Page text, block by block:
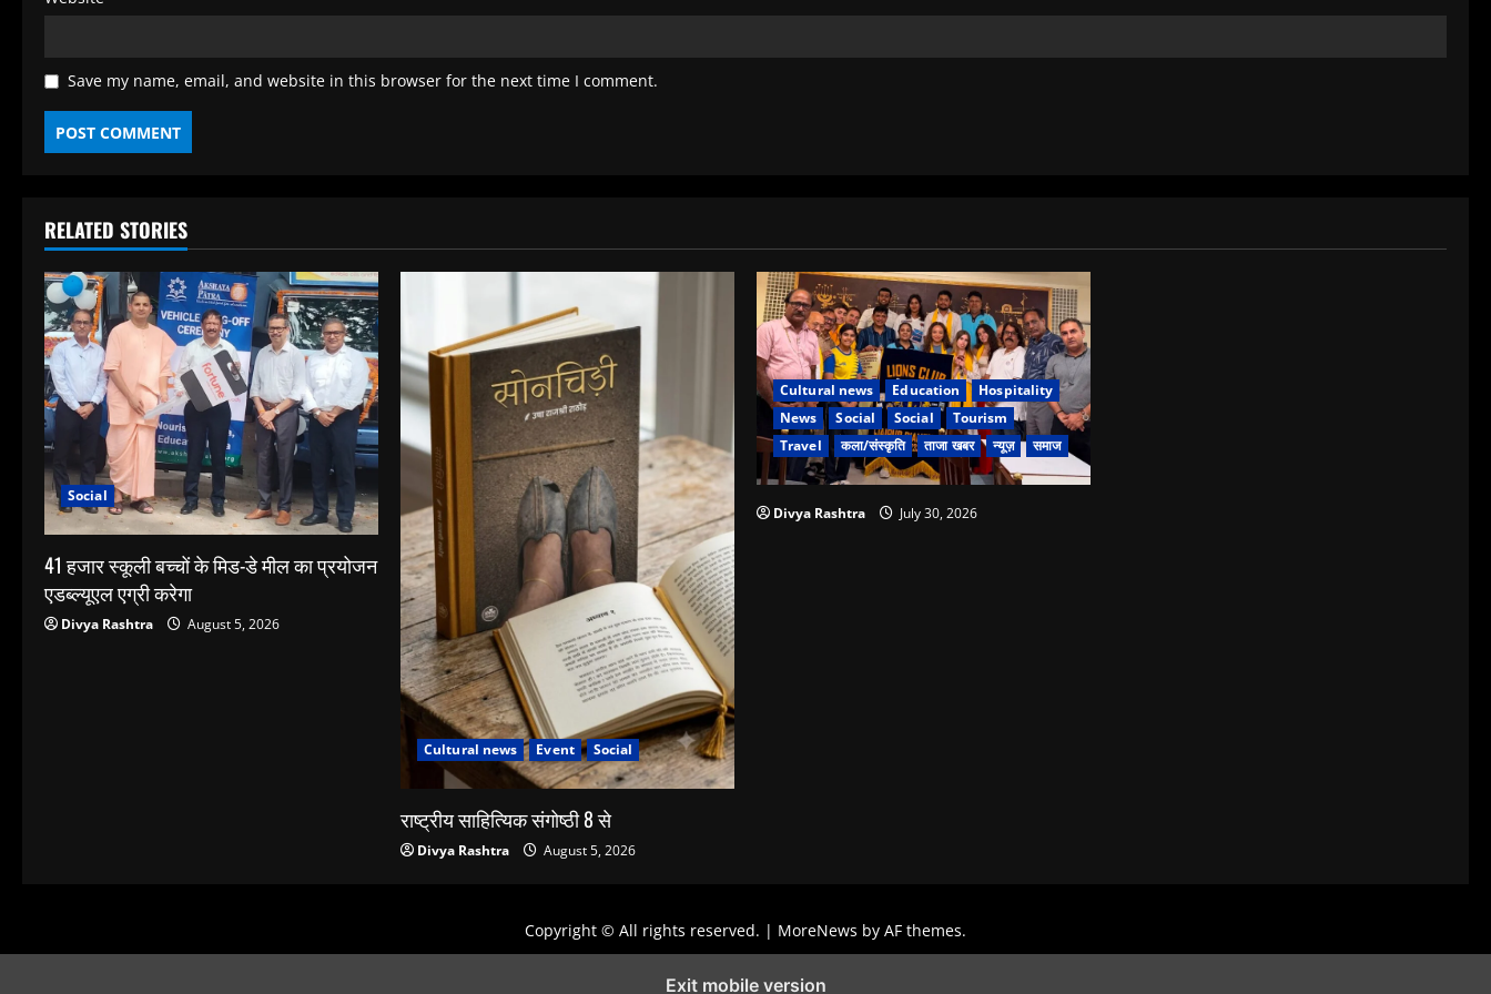
Save my name, email, and website in this browser for the next time I comment.
RELATED STORIES
Social
41 हजार स्कूली बच्चों के मिड-डे मील का प्रयोजन
एडब्ल्यूएल एग्री करेगा
Divya Rashtra August 5, 2026
Cultural news Event Social
राष्ट्रीय साहित्यिक संगोष्ठी 8 से
Divya Rashtra August 5, 2026
Cultural news Education
Hospitality
News
Social Social
Tourism
Travel
कला/संस्कृति ताजा खबर न्यूज़ समाज
Divya Rashtra July 30, 2026
Copyright © All rights reserved. | MoreNews by AF themes.
Exit mobile version